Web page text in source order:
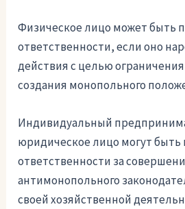
Физическое лицо может быть
ответственности, если оно
действия с целью
создания монопольного
Индивидуальный
юридическое лицо могут
ответственности за
антимонопольного
своей хозяйственной